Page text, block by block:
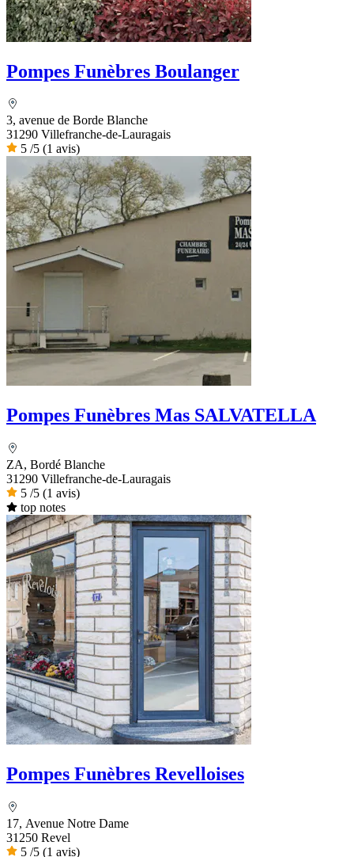
Pompes Funèbres Boulanger
3, avenue de Borde Blanche
31290 Villefranche-de-Lauragais
5 /5 (1 avis)
Pompes Funèbres Mas SALVATELLA
ZA, Bordé Blanche
31290 Villefranche-de-Lauragais
5 /5 (1 avis)
top notes
Pompes Funèbres Revelloises
17, Avenue Notre Dame
31250 Revel
5 /5 (1 avis)